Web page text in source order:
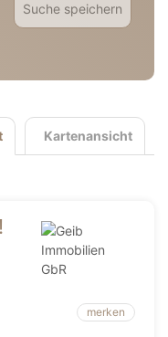
Suche speichern
Kartenansicht
merken